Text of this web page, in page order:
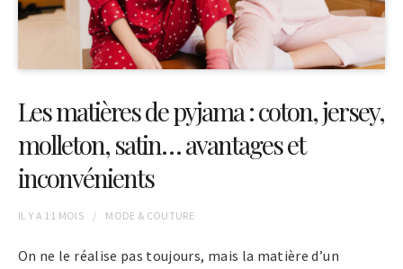
Les matières de pyjama : coton, jersey,
molleton, satin… avantages et
inconvénients
IL Y A 11 MOIS MODE & COUTURE
On ne le réalise pas toujours, mais la matière d’un